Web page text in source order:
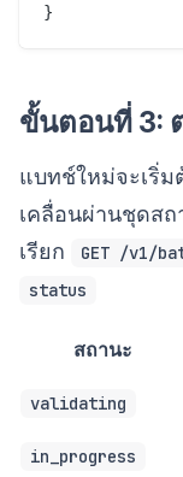
ขั้นตอนที่ 3:
แบทช์ใหม่จะเริ่ม
เคลื่อนผ่านชุดส
เรียก
GET /v1/
status
สถานะ
validating
in_progress